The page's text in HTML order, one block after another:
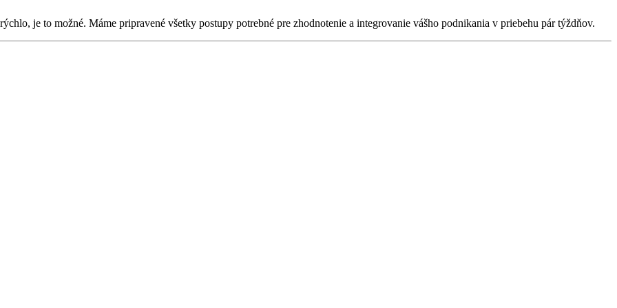
je to možné. Máme pripravené všetky postupy potrebné pre zhodnotenie a integrovanie vášho podnikania v priebehu pár týždňov.